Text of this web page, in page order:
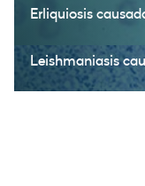
Erliquiosis
Leishmaniasis